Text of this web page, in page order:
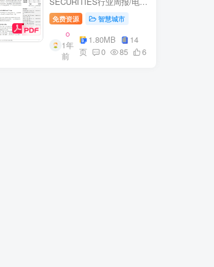
目内容目录1.本周新闻一
览.42.行业数据跟踪.…62.1.
半导体：半导体行业：两大
收购事件来袭...62.2.SiC:8家
碳化硅相关企业完成融
免费资源 智慧城市
1年
前
1.80MB
14
页
0 85 6